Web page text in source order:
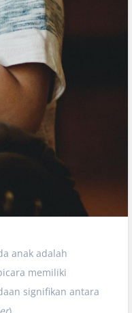
anak adalah
memiliki
signifikan antara
).